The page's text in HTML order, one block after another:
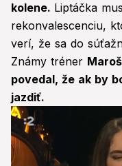
kolene. Liptáčka
rekonvalescenciu,
verí, že sa do
Známy tréner
povedal, že ak by
jazdiť.